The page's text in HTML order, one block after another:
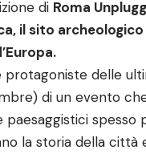
di Roma
il sito archeologico
protagoniste delle
di un evento
spesso
la storia della